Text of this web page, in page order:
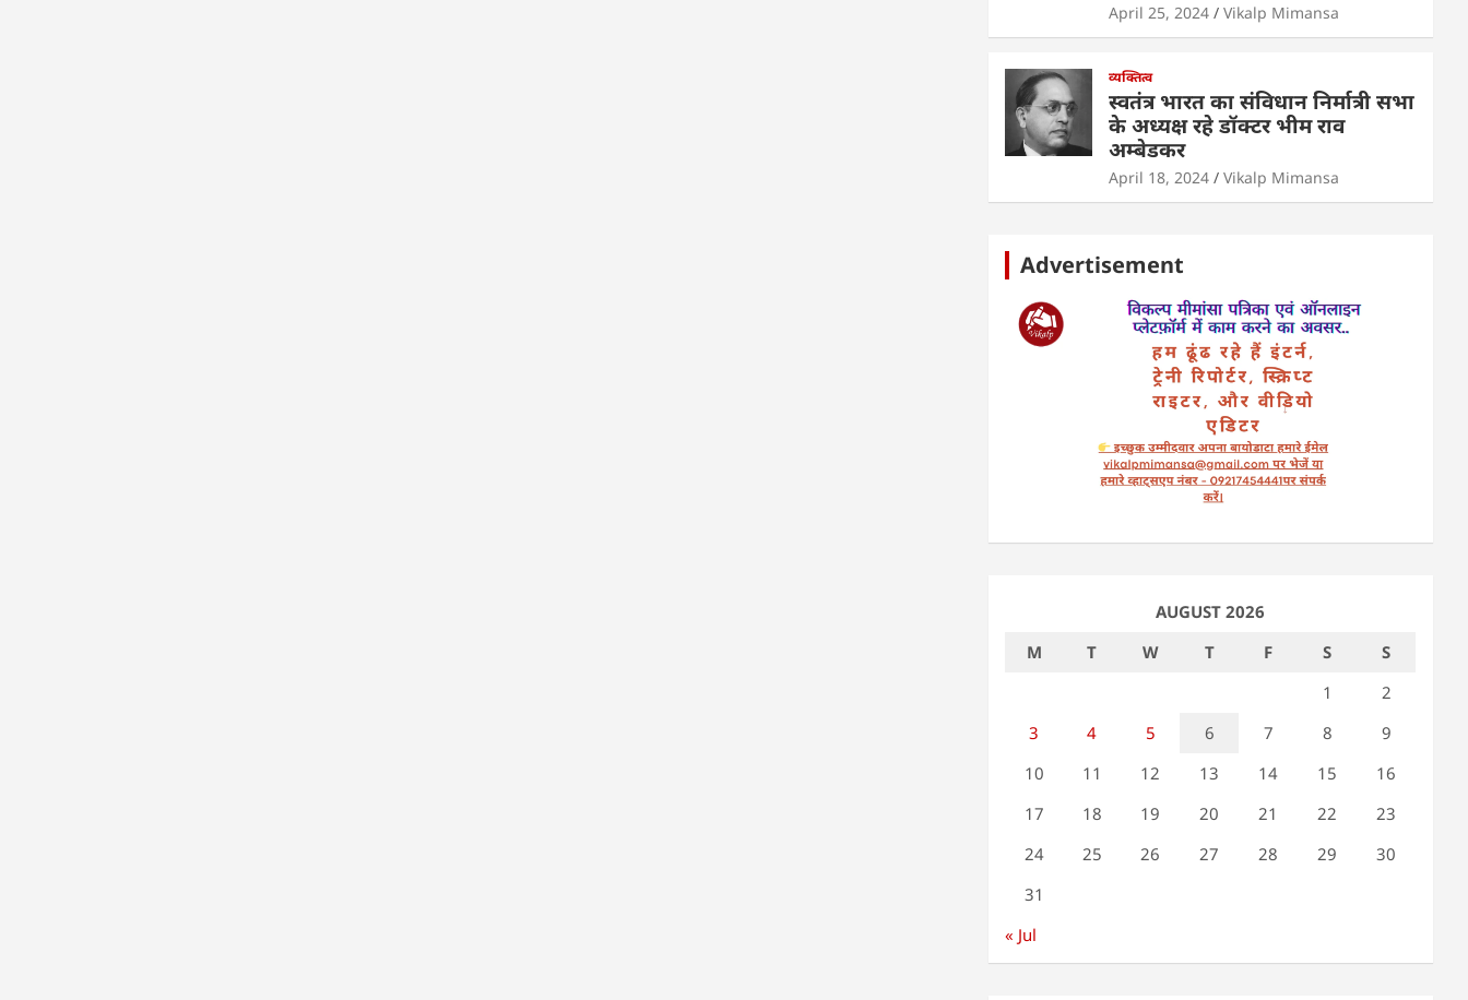
April 25, 2024 Vikalp Mimansa
व्यक्तित्व
स्वतंत्र भारत का संविधान निर्मात्री सभा
के अध्यक्ष रहे डॉक्टर भीम राव
अम्बेडकर
April 18, 2024 Vikalp Mimansa
Advertisement
AUGUST 2026
M
T W T F S
S
1
2
3
4 5 6 7 8
9
10
11 12 13 14 15
16
17
18 19 20 21 22
23
24
25 26 27 28 29
30
31
« Jul